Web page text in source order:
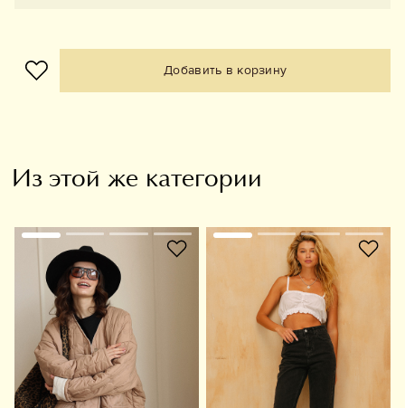
Добавить в корзину
Из этой же категории